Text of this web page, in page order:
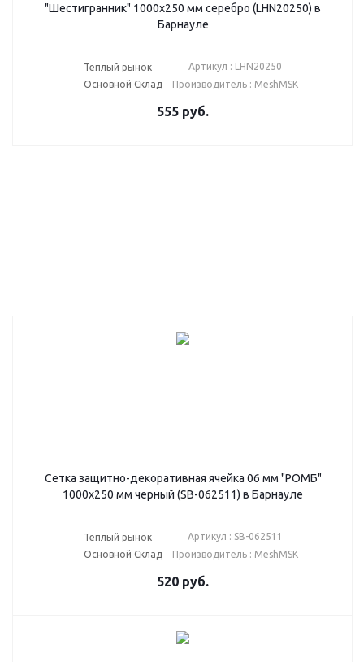
"Шестигранник" 1000х250 мм серебро (LHN20250) в
Барнауле
Теплый рынок
Основной Склад
Артикул : LHN20250
Производитель : MeshMSK
555 руб.
Сетка защитно-декоративная ячейка 06 мм "РОМБ"
1000х250 мм черный (SB-062511) в Барнауле
Теплый рынок
Основной Склад
Артикул : SB-062511
Производитель : MeshMSK
520 руб.